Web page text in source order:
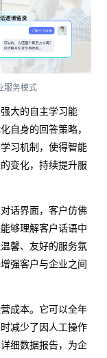
服务模式
大的自主学习能
自身的回答策略，
习机制，使得智能
变化，持续提升服
话界面，客户仿佛
够理解客户话语中
馨、友好的服务氛
强客户与企业之间
成本。它可以全年
减少了因人工操作
细数据报告，为企